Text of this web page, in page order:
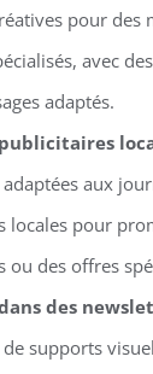
pour des
avec
adaptés.
adaptées aux
locales pour
ou des offres
des
supports